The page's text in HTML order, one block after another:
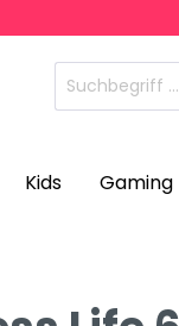
Kids Gaming